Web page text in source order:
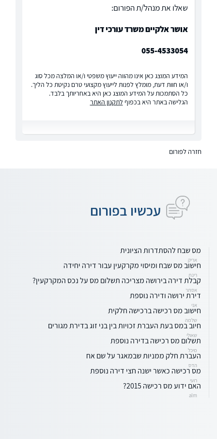
שאלו את מנהל/ת הפורום:
אושר אלקיים משרד עורכי דין
055-4533054
המידע המוצג כאן אינו מהווה ייעוץ משפטי ו/או המלצה מכל סוג
ו/או חוות דעת, מומלץ לפנות לייעוץ מקצועי טרם נקיטת כל הליך.
כל הסתמכות על המידע המוצג כאן היא באחריותך בלבד.
הגלישה באתר היא בכפוף לתקנון האתר
חזרה לפורום
עכשיו בפורום
מס שבח להסתדרות הציונית
אריק
חישוב מס שבח ומיסוי מקרקעין עבור דירה יחידה
רינת
קבלת דירה בירושה מצריכה תשלום מס על נכס המקרקעין?
אסתר
דירת ירושה ודירה נוספת
אני
חישוב מס רכישה ברכישה חלקית
שלמה
חיוב במס בעת העברת זכויות בין בני זוג בדירת מגורים
שאולי
תשלום מס רכישה בדירה נוספת
מיכל
העברת חלק ממניות שבמאגר על שם אח
הדס
מס רכישה כאשר ישנה חצי דירה נוספת
רועי
האם ידוע מס רכישה 2015?
alm